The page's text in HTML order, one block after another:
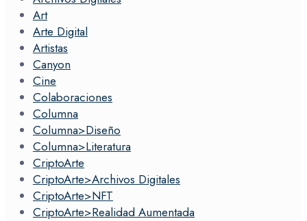
Art
Arte Digital
Artistas
Canyon
Cine
Colaboraciones
Columna
Columna>Diseño
Columna>Literatura
CriptoArte
CriptoArte>Archivos Digitales
CriptoArte>NFT
CriptoArte>Realidad Aumentada